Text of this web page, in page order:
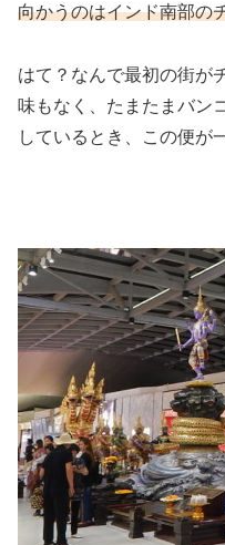
向かうのはインド南部の
はて？なんで最初の街が
味もなく、たまたまバン
しているとき、この便が